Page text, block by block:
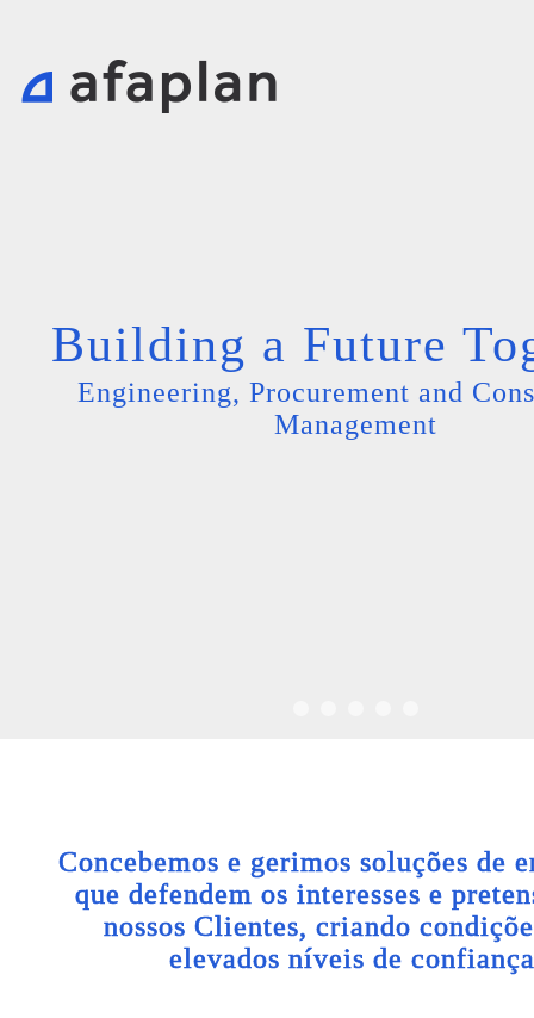
Building a Future
Engineering, Procurement and
Management
Concebemos e gerimos soluções de
que defendem os interesses e
nossos Clientes, criando
elevados níveis de